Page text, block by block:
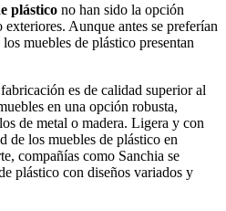
plástico no han sido la opción
Aunque antes se preferían
muebles de plástico presentan
es de calidad superior al
en una opción robusta,
de metal o madera. Ligera y con
de los muebles de plástico en
compañías como Sanchia se
plástico con diseños variados y